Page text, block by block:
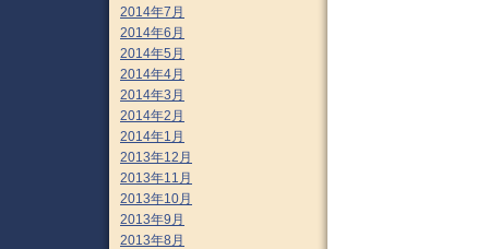
2014年7月
2014年6月
2014年5月
2014年4月
2014年3月
2014年2月
2014年1月
2013年12月
2013年11月
2013年10月
2013年9月
2013年8月